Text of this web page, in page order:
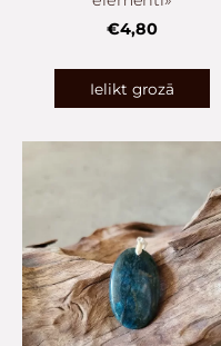
€4,80
Ielikt grozā